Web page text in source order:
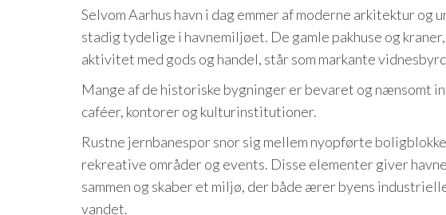
Selvom Aarhus havn i dag emmer af moderne arkitektur
stadig tydelige i havnemiljøet. De gamle pakhuse og
aktivitet med gods og handel, står som markante
Mange af de historiske bygninger er bevaret og nænsomt
caféer, kontorer og kulturinstitutioner.
Rustne jernbanespor snor sig mellem nyopførte
rekreative områder og events. Disse elementer giver
sammen og skaber et miljø, der både ærer byens
vandet.